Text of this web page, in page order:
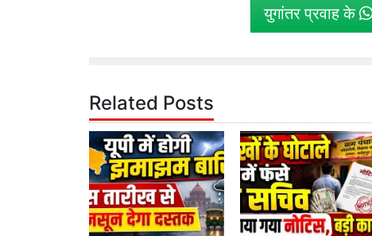
युगांतर प्रवाह के
Related Posts